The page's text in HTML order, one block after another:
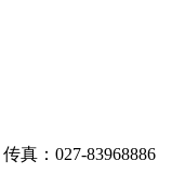
传真：027-83968886